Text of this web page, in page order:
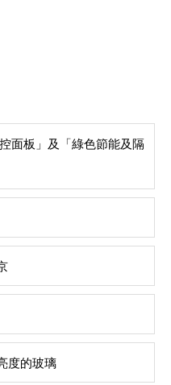
面板」及「綠色節能及隔
度的玻璃